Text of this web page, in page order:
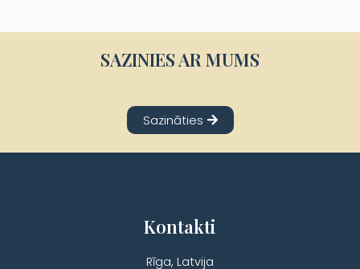
SAZINIES AR MUMS
Sazināties
Kontakti
Rīga, Latvija